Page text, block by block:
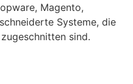
Magento,
Systeme, die
sind.